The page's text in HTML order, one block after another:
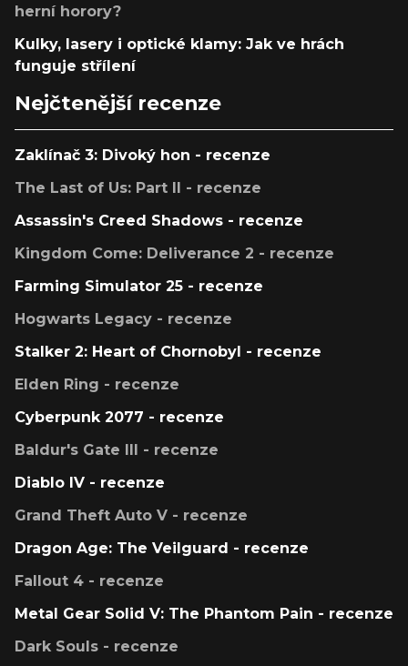
herní horory?
Kulky, lasery i optické klamy: Jak ve hrách
funguje střílení
Nejčtenější recenze
Zaklínač 3: Divoký hon - recenze
The Last of Us: Part II - recenze
Assassin's Creed Shadows - recenze
Kingdom Come: Deliverance 2 - recenze
Farming Simulator 25 - recenze
Hogwarts Legacy - recenze
Stalker 2: Heart of Chornobyl - recenze
Elden Ring - recenze
Cyberpunk 2077 - recenze
Baldur's Gate III - recenze
Diablo IV - recenze
Grand Theft Auto V - recenze
Dragon Age: The Veilguard - recenze
Fallout 4 - recenze
Metal Gear Solid V: The Phantom Pain - recenze
Dark Souls - recenze